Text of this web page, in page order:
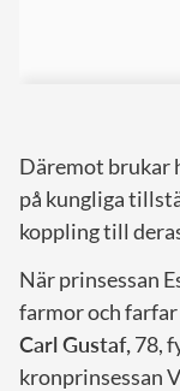
Däremot brukar
på kungliga
koppling till
När prinsessan
farmor och farfar
Carl Gustaf, 78,
kronprinsessan